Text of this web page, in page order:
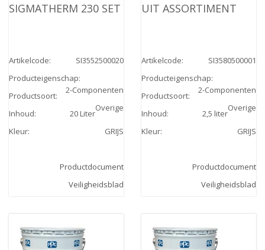
SIGMATHERM 230 SET
Artikelcode:
SI3552500020
Producteigenschap:
2-Componenten
Productsoort:
Overige
Inhoud:
20 Liter
Kleur: GRIJS
Productdocument
Veiligheidsblad
UIT ASSORTIMENT
Artikelcode:
SI3580500001
Producteigenschap:
2-Componenten
Productsoort:
Overige
Inhoud:
2,5 liter
Kleur: GRIJS
Productdocument
Veiligheidsblad